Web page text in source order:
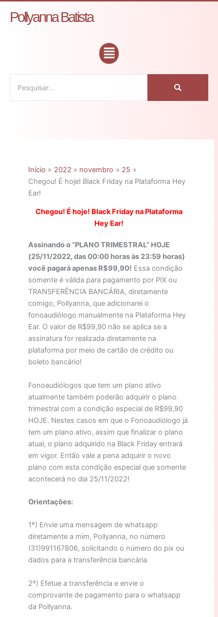
paraPollyanna Batista
Flyout
Menu
Início 2022 novembro
25
Chegou! É hoje! Black Friday na Plataforma Hey
Ear!
Chegou! É hoje! Black Friday na Plataforma
Hey Ear!
Assinando o “PLANO TRIMESTRAL” HOJE
(25/11/2022, das 00:00 horas às 23:59 horas)
você pagará apenas R$99,90! Essa condição
somente é válida para pagamento por PIX ou
TRANSFERÊNCIA BANCÁRIA, diretamente
comigo, Pollyanna, que adicionarei o
fonoaudiólogo manualmente na Plataforma Hey
Ear. O valor de R$99,90 não se aplica se a
assinatura for realizada diretamente na
plataforma por meio de cartão de crédito ou
boleto bancário!
Fonoaudiólogos que tem um plano ativo
atualmente também poderão adquirir o plano
trimestral com a condição especial de R$99,90
HOJE. Nestes casos em que o Fonoaudiólogo já
tem um plano ativo, assim que finalizar o plano
atual, o plano adquirido na Black Friday entrará
em vigor. Então vale a pena adquirir o novo
plano com esta condição especial que somente
acontecerá no dia 25/11/2022!
Orientações:
1º) Envie uma mensagem de whatsapp
diretamente a mim, Pollyanna, no número
(31)991167806, solicitando o número do pix ou
dados para a transferência bancária.
2º) Efetue a transferência e envie o
comprovante de pagamento para o whatsapp
da Pollyanna.
a